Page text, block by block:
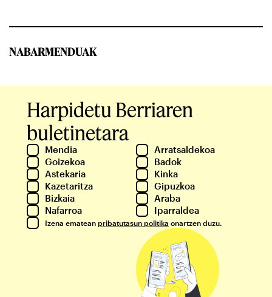
NABARMENDUAK
Harpidetu Berriaren
buletinetara
Mendia
Arratsaldekoa
Goizekoa
Badok
Astekaria
Kinka
Kazetaritza
Gipuzkoa
Bizkaia
Araba
Nafarroa
Iparraldea
Izena ematean pribatutasun politika onartzen duzu.